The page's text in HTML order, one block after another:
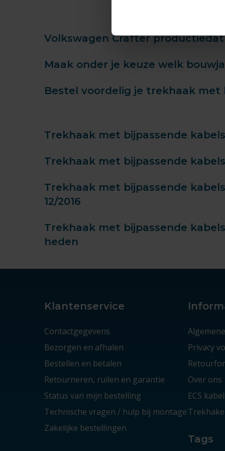
Volkswagen Crafter
Maak onder je keuze welk
Bestel voordelig je trekhaak met
Trekhaak met bijpassende
Trekhaak met bijpassende
Trekhaak met bijpassende
12/2016
Trekhaak met bijpassende
heden
Klantenservice
Contactgegevens
Bezorgen en afhalen
Bestellen en betalen
Retourneren, ruilen en garantie
Status van mijn bestelling
Technische vragen / hulp bij montage
Zakelijke bestellingen
Privacy
Over ons
ECS
Tags